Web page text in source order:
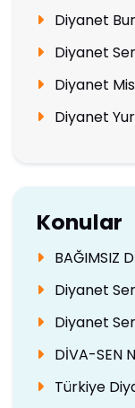
Diyanet
Diyanet
Diyanet
Diyanet
Konular
BAĞIMSIZ
Diyanet
Diyanet
DİVA-SEN
Türkiye